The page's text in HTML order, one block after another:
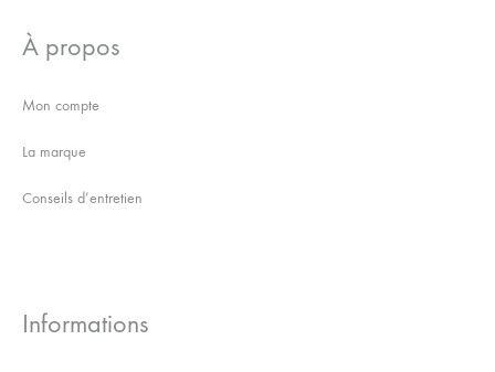
À propos
Mon compte
La marque
Conseils d’entretien
Informations